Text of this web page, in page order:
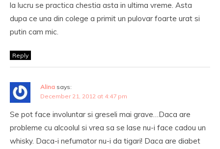
la lucru se practica chestia asta in ultima vreme. Asta
dupa ce una din colege a primit un pulovar foarte urat si
putin cam mic.
Reply
Alina says:
December 21, 2012 at 4:47 pm
Se pot face involuntar si greseli mai grave…Daca are
probleme cu alcoolul si vrea sa se lase nu-i face cadou un
whisky. Daca-i nefumator nu-i da tigari! Daca are diabet